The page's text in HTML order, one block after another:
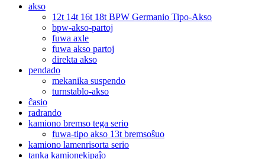
akso
12t 14t 16t 18t BPW Germanio Tipo-Akso
bpw-akso-partoj
fuwa axle
fuwa akso partoj
direkta akso
pendado
mekanika suspendo
turnstablo-akso
ĉasio
radrando
kamiono bremso tega serio
fuwa-tipo akso 13t bremsoŝuo
kamiono lamenrisorta serio
tanka kamionekipaĵo